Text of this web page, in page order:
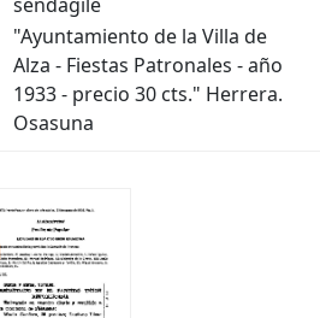
"Ayuntamiento de la Villa de
Alza - Fiestas Patronales - año
1933 - precio 30 cts." Herrera.
Osasuna